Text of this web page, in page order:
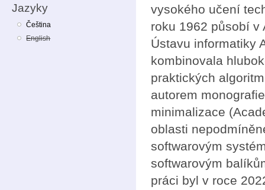
Jazyky
Čeština
English
vysokého učení
roku 1962 působí v
Ústavu informatiky
kombinovala
praktických
autorem
minimalizace
oblasti
softwarovým
softwarovým
práci byl v roce